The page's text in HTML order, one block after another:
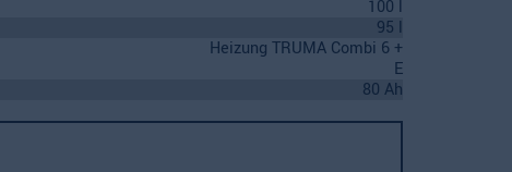
100 l
95 l
Heizung TRUMA Combi 6 +
E
80 Ah